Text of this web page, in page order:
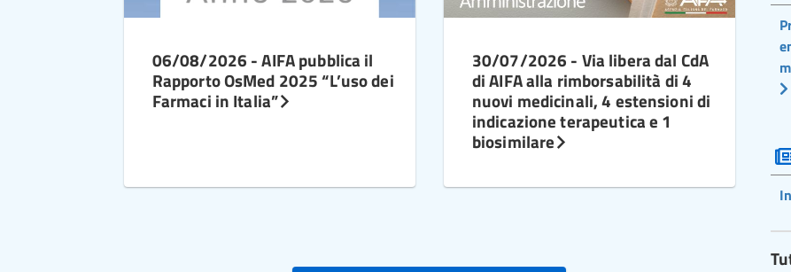
06/08/2026 - AIFA pubblica il
Rapporto OsMed 2025 “L’uso dei
Farmaci in Italia”
30/07/2026 - Via libera dal CdA
di AIFA alla rimborsabilità di 4
nuovi medicinali, 4 estensioni di
indicazione terapeutica e 1
biosimilare